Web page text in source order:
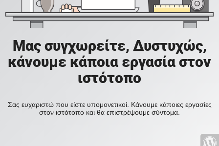
Μας συγχωρείτε, Δυστυχώς,
κάνουμε κάποια εργασία στον
ιστότοπο
Σας ευχαριστώ που είστε υπομονετικοί. Κάνουμε κάποιες εργασίες
στον ιστότοπο και θα επιστρέψουμε σύντομα.